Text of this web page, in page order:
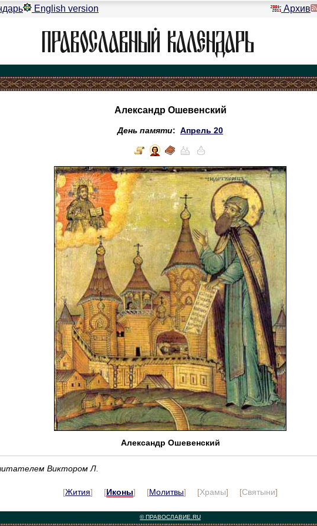
Архив
English version
Александр Ошевенский
День памяти: Апрель 20
Александр Ошевенский
Виктором Л.
[Жития] [Иконы] [Молитвы] [Храмы] [Святыни]
© ПРАВОСЛАВИЕ.RU